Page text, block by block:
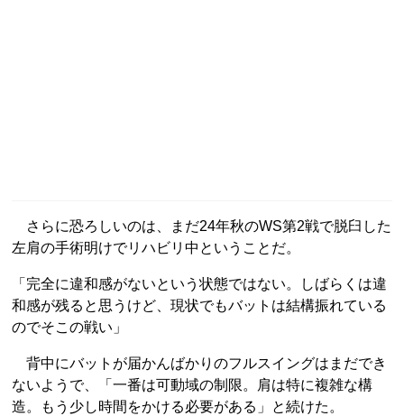
さらに恐ろしいのは、まだ24年秋のWS第2戦で脱臼した
左肩の手術明けでリハビリ中ということだ。
「完全に違和感がないという状態ではない。しばらくは違
和感が残ると思うけど、現状でもバットは結構振れている
のでそこの戦い」
背中にバットが届かんばかりのフルスイングはまだでき
ないようで、「一番は可動域の制限。肩は特に複雑な構
造。もう少し時間をかける必要がある」と続けた。